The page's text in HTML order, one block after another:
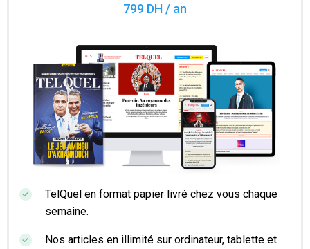
799 DH / an
TelQuel en format papier livré chez vous chaque
semaine.
Nos articles en illimité sur ordinateur, tablette et